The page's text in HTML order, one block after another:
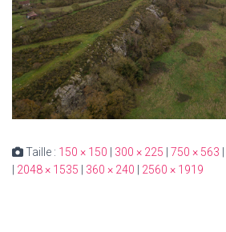
Taille : 150 × 150 300 × 225 750 × 563
2048 × 1535 360 × 240 2560 × 1919